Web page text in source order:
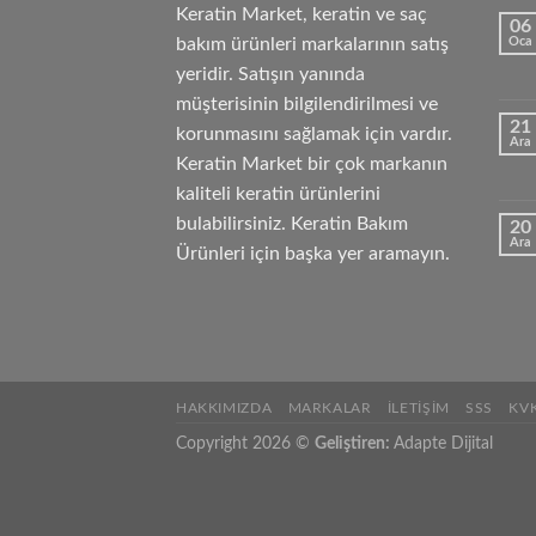
Keratin Market, keratin ve saç
bakım ürünleri markalarının satış
yeridir. Satışın yanında
müşterisinin bilgilendirilmesi ve
korunmasını sağlamak için vardır.
Keratin Market bir çok markanın
kaliteli keratin ürünlerini
bulabilirsiniz. Keratin Bakım
Ürünleri için başka yer aramayın.
06
Oca
21
Ara
20
Ara
HAKKIMIZDA MARKALAR İLETIŞIM SSS
Copyright 2026 © Geliştiren: Adapte Dijital